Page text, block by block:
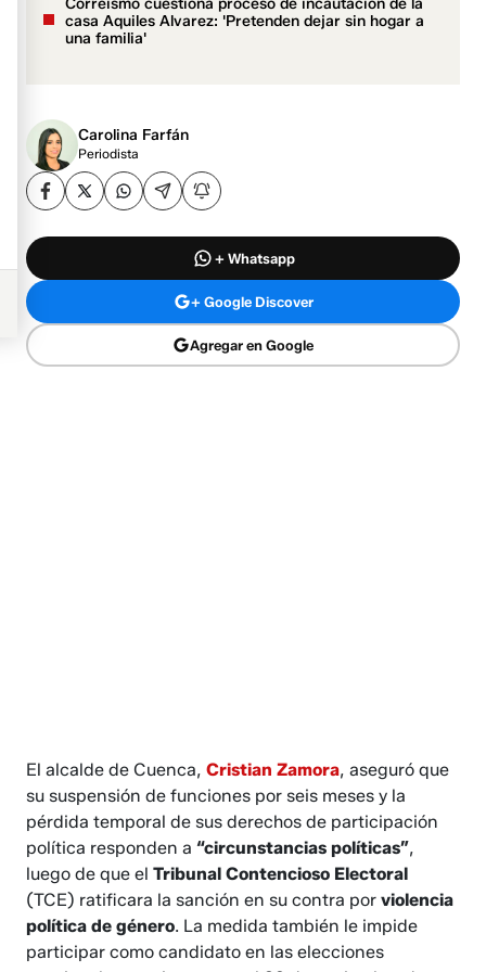
Correísmo cuestiona proceso de incautación de la
casa Aquiles Alvarez: 'Pretenden dejar sin hogar a
una familia'
Carolina Farfán
Periodista
+ Whatsapp
+ Google Discover
Agregar en Google
El alcalde de Cuenca,Cristian Zamora, aseguró que
su suspensión de funciones por seis meses y la
pérdida temporal de sus derechos de participación
política responden a“circunstancias políticas”,
luego de que elTribunal Contencioso Electoral
(TCE) ratificara la sanción en su contra porviolencia
política de género. La medida también le impide
participar como candidato en las elecciones